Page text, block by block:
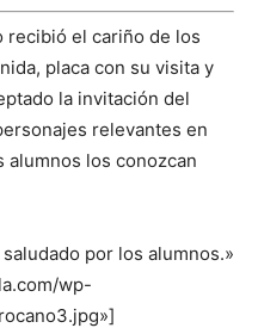
recibió el cariño de los
placa con su visita y
la invitación del
relevantes en
alumnos los conozcan
por los alumnos.»
wp-